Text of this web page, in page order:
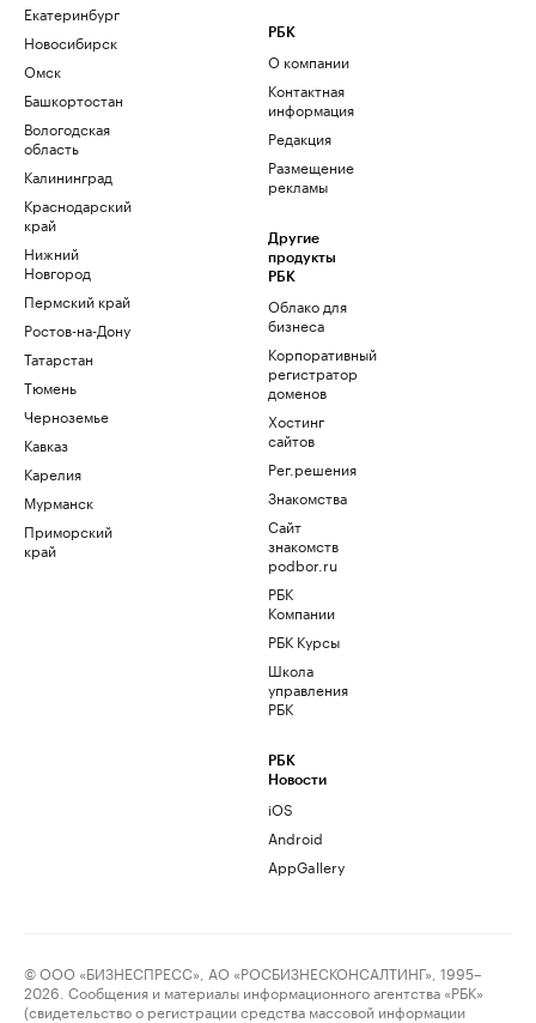
Екатеринбург
Новосибирск
Омск
Башкортостан
Вологодская
область
Калининград
Краснодарский
край
Нижний
Новгород
Пермский край
Ростов-на-Дону
Татарстан
Тюмень
Черноземье
Кавказ
Карелия
Мурманск
Приморский
край
РБК
О компании
Контактная
информация
Редакция
Размещение
рекламы
Другие
продукты
РБК
Облако для
бизнеса
Корпоративный
регистратор
доменов
Хостинг
сайтов
Рег.решения
Знакомства
Сайт
знакомств
podbor.ru
РБК
Компании
РБК Курсы
Школа
управления
РБК
РБК
Новости
iOS
Android
AppGallery
© ООО «БИЗНЕСПРЕСС», АО «РОСБИЗНЕСКОНСАЛТИНГ», 1995–
2026. Сообщения и материалы информационного агентства «РБК»
(свидетельство о регистрации средства массовой информации